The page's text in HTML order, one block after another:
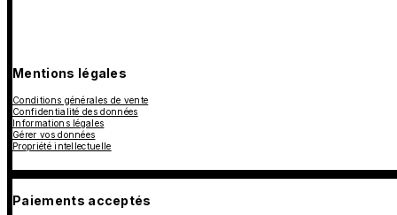
Mentions légales
Conditions générales de vente
Confidentialité des données
Informations légales
Gérer vos données
Propriété intellectuelle
Paiements acceptés